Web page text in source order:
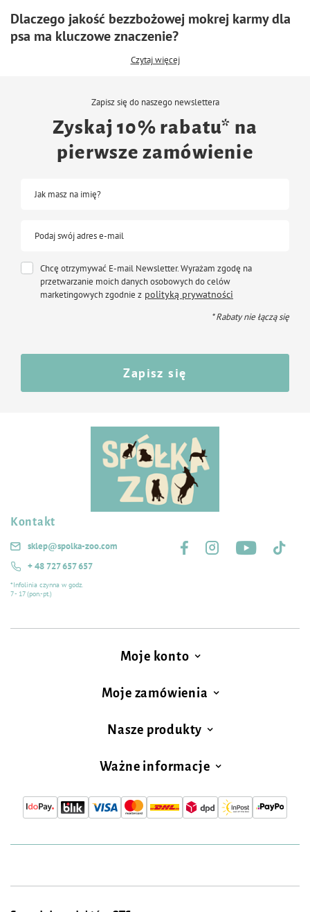
Dlaczego jakość bezzbożowej mokrej karmy dla
psa ma kluczowe znaczenie?
Czytaj więcej
Zapisz się do naszego newslettera
Zyskaj 10% rabatu* na
pierwsze zamówienie
Jak masz na imię?
Podaj swój adres e-mail
Chcę otrzymywać E-mail Newsletter. Wyrażam zgodę na
przetwarzanie moich danych osobowych do celów
marketingowych zgodnie z polityką prywatności
* Rabaty nie łączą się
Zapisz się
Kontakt
sklep@spolka-zoo.com
+ 48 727 657 657
*Infolinia czynna w godz.
7 - 17 (pon.-pt.)
Moje konto
Moje zamówienia
Nasze produkty
Ważne informacje